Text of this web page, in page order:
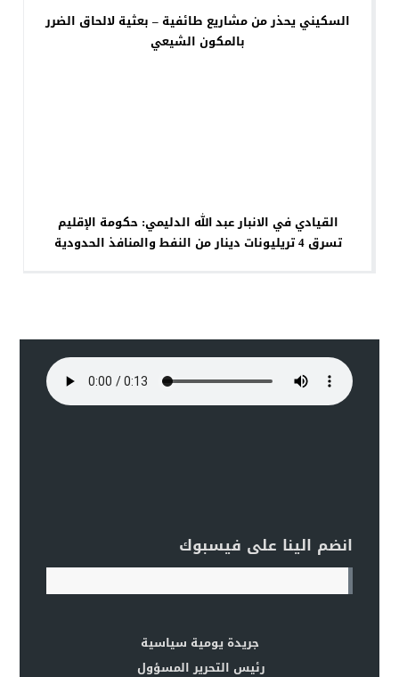
السكيني يحذر من مشاريع طائفية – بعثية لالحاق الضرر
بالمكون الشيعي
القيادي في الانبار عبد الله الدليمي: حكومة الإقليم
تسرق 4 تريليونات دينار من النفط والمنافذ الحدودية
انضم الينا على فيسبوك
جريدة يومية سياسية
رئيس التحرير المسؤول